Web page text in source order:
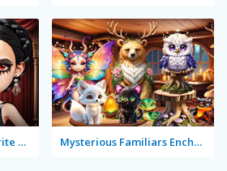
Gloomy Princess Favorite Toy Mysterious Familiars Enchanted Bestiary